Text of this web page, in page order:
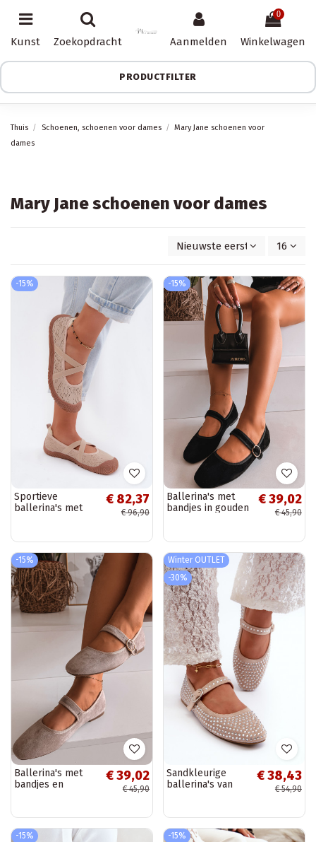
Kunst Zoekopdracht Aanmelden
0
Winkelwagen
PRODUCTFILTER
Thuis Schoenen, schoenen voor dames
Mary Jane schoenen voor
dames
Mary Jane schoenen voor dames
Nieuwste eerst 16
-15%
Sportieve
ballerina's met
zandkleurig
€ 82,37
€ 96,90
-15%
Ballerina's met
bandjes in gouden
€ 39,02
€ 45,90
-15%
Ballerina's met
bandjes en
gespen in
zandkleur Kelisa
€ 39,02
€ 45,90
Winter OUTLET
-30%
Sandkleurige
ballerina's van
kristallen Tinara
€ 38,43
€ 54,90
-15% -15%